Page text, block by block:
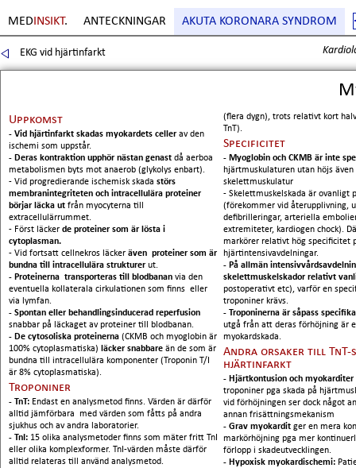
MED INSIKT. ANTECKNINGAR AKUTA KORONARA SYNDROM
EKG vid hjärtinfarkt
Uppkomst
- Vid hjärtinfarkt skadas myokardets celler av den
ischemi som uppstår.
- Deras kontraktion upphör nästan genast då aerboa
metabolismen byts mot anaerob (glykolys enbart).
- Vid progredierande ischemisk skada störs
membranintegriteten och intracellulära proteiner
börjar läcka ut från myocyterna till
extracellulärrummet.
- Först läcker de proteiner som är lösta i
cytoplasman.
- Vid fortsatt cellnekros läcker även proteiner som är
bundna till intracellulära strukturer ut.
- Proteinerna transporteras till blodbanan via den
eventuella kollaterala cirkulationen som finns eller
via lymfan.
- Spontan eller behandlingsinducerad reperfusion
snabbar på läckaget av proteiner till blodbanan.
- De cytosoliska proteinerna (CKMB och myoglobin är
100% cytoplasmatiska) läcker snabbare än de som är
bundna till intracellulära komponenter (Troponin T/I
är 8% cytoplasmatiska).
Troponiner
- TnT: Endast en analysmetod finns. Värden är därför
alltid jämförbara med värden som fåtts på andra
sjukhus och av andra laboratorier.
- TnI: 15 olika analysmetoder finns som mäter fritt TnI
eller olika komplexformer. TnI-värden måste därför
alltid relateras till använd analysmetod.
(flera dygn), trots relativt kort
TnT).
Specificitet
- Myoglobin och CKMB är inte
hjärtmuskulaturen utan höjs även
skelettmuskulatur
- Skelettmuskelskada är ovanligt
(förekommer vid återupplivning,
defibrilleringar, arteriella
extremiteter, kardiogen chock).
markörer relativt hög specificitet
hjärtintensivavdelningar.
- På allmän
skelettmuskelskador relativt
postoperativt etc), varför en
troponiner krävs.
- Troponinerna är såpass
utgå från att deras förhöjning är
myokardskada.
Andra orsaker till TnT-
hjärtinfarkt
- Hjärtkontusion och myokarditer
troponiner pga skada på
vid förhöjningen ser dock något
annan frisättningsmekanism
- Grav myokardit ger en mera
markörhöjning pga mer
förlopp i skadeutvecklingen.
- Hypoxisk myokardischemi: